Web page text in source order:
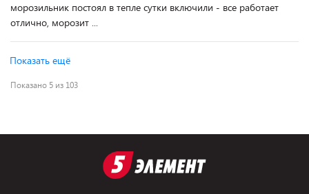
морозильник постоял в тепле сутки включили - все работает
отлично, морозит ...
Показать ещё
Показано 5 из 103